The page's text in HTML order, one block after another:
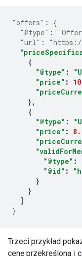
"offers" :
{
"@type" :
"url" : "https://
{
"@type" :
"price" :
},
{
"@type" :
"price" :
"@type" :
"@id" :
}
}
]
}
Trzeci przykład
cenę przekreśloną i